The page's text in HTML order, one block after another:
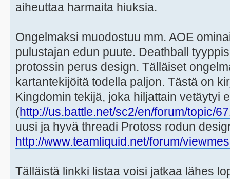
aiheuttaa harmaita hiuksia.
Ongelmaksi muodostuu mm. AOE
pulustajan edun puute. Deathball
protossin perus design. Tälläiset
kartantekijöitä todella paljon. Tästä on
Kingdomin tekijä, joka hiljattain vetäytyi
(http://us.battle.net/sc2/en/forum/topic/
uusi ja hyvä threadi Protoss rodun
http://www.teamliquid.net/forum/
Tälläistä linkki listaa voisi jatkaa lähes